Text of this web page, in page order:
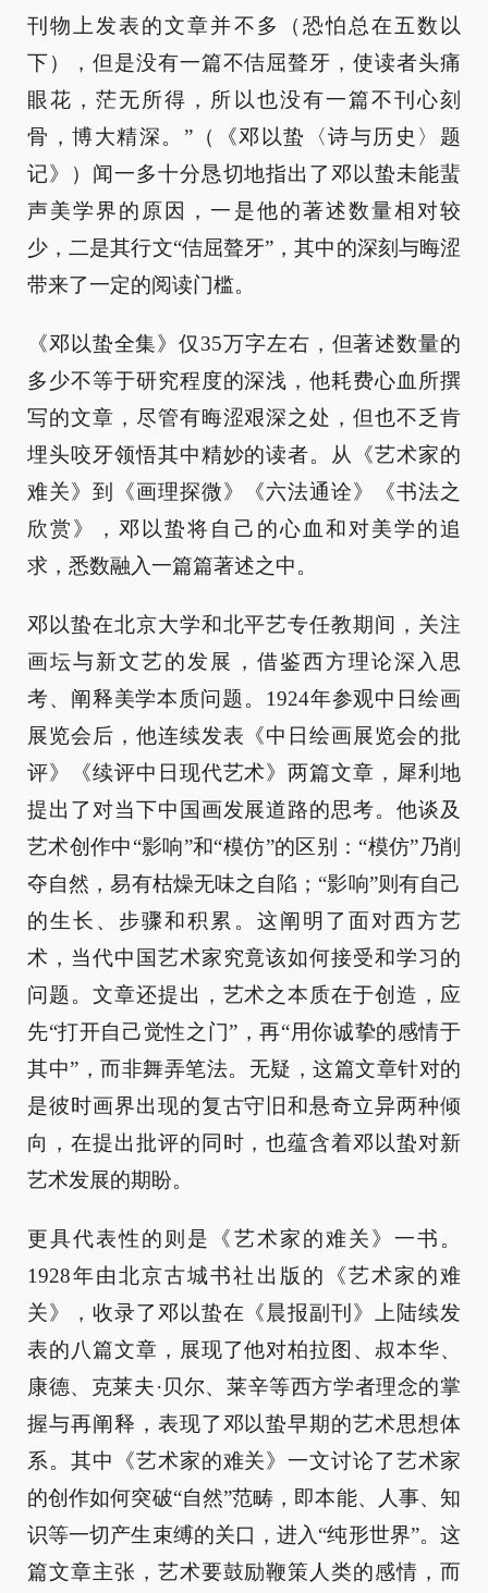
刊物上发表的文章并不多（恐怕总在五数以
下），但是没有一篇不佶屈聱牙，使读者头痛
眼花，茫无所得，所以也没有一篇不刊心刻
骨，博大精深。”（《邓以蛰〈诗与历史〉题
记》）闻一多十分恳切地指出了邓以蛰未能蜚
声美学界的原因，一是他的著述数量相对较
少，二是其行文“佶屈聱牙”，其中的深刻与晦涩
带来了一定的阅读门槛。
《邓以蛰全集》仅35万字左右，但著述数量的
多少不等于研究程度的深浅，他耗费心血所撰
写的文章，尽管有晦涩艰深之处，但也不乏肯
埋头咬牙领悟其中精妙的读者。从《艺术家的
难关》到《画理探微》《六法通诠》《书法之
欣赏》，邓以蛰将自己的心血和对美学的追
求，悉数融入一篇篇著述之中。
邓以蛰在北京大学和北平艺专任教期间，关注
画坛与新文艺的发展，借鉴西方理论深入思
考、阐释美学本质问题。1924年参观中日绘画
展览会后，他连续发表《中日绘画展览会的批
评》《续评中日现代艺术》两篇文章，犀利地
提出了对当下中国画发展道路的思考。他谈及
艺术创作中“影响”和“模仿”的区别：“模仿”乃削
夺自然，易有枯燥无味之自陷；“影响”则有自己
的生长、步骤和积累。这阐明了面对西方艺
术，当代中国艺术家究竟该如何接受和学习的
问题。文章还提出，艺术之本质在于创造，应
先“打开自己觉性之门”，再“用你诚挚的感情于
其中”，而非舞弄笔法。无疑，这篇文章针对的
是彼时画界出现的复古守旧和悬奇立异两种倾
向，在提出批评的同时，也蕴含着邓以蛰对新
艺术发展的期盼。
更具代表性的则是《艺术家的难关》一书。
1928年由北京古城书社出版的《艺术家的难
关》，收录了邓以蛰在《晨报副刊》上陆续发
表的八篇文章，展现了他对柏拉图、叔本华、
康德、克莱夫·贝尔、莱辛等西方学者理念的掌
握与再阐释，表现了邓以蛰早期的艺术思想体
系。其中《艺术家的难关》一文讨论了艺术家
的创作如何突破“自然”范畴，即本能、人事、知
识等一切产生束缚的关口，进入“纯形世界”。这
篇文章主张，艺术要鼓励鞭策人类的感情，而